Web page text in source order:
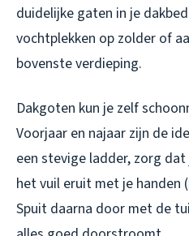
duidelijke gaten in je
vochtplekken op zolder of
bovenste verdieping.
Dakgoten kun je zelf
Voorjaar en najaar zijn de
een stevige ladder, zorg
het vuil eruit met je handen
Spuit daarna door met de